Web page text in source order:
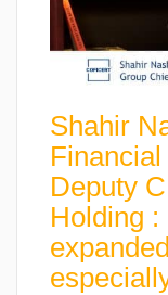
Shahir
Deputy
Holding